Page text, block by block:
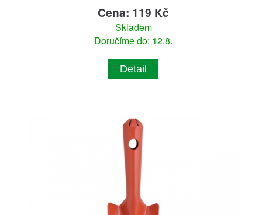
Cena: 119 Kč
Skladem
Doručíme do: 12.8.
Detail